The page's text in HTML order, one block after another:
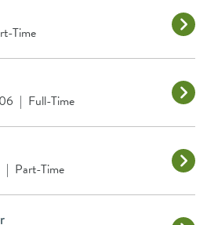
Time
| Full-Time
| Part-Time